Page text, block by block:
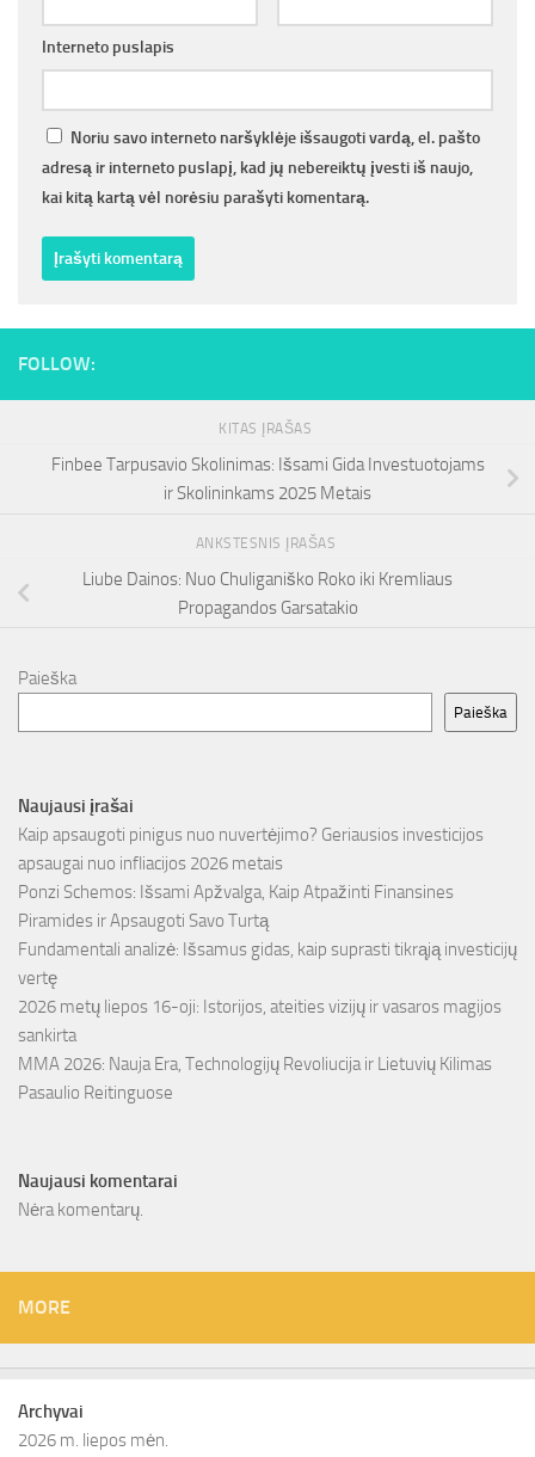
Interneto puslapis
Noriu savo interneto naršyklėje išsaugoti vardą, el. pašto
adresą ir interneto puslapį, kad jų nebereiktų įvesti iš naujo,
kai kitą kartą vėl norėsiu parašyti komentarą.
FOLLOW:
KITAS ĮRAŠAS
Finbee Tarpusavio Skolinimas: Išsami Gida Investuotojams
ir Skolininkams 2025 Metais
ANKSTESNIS ĮRAŠAS
Liube Dainos: Nuo Chuliganiško Roko iki Kremliaus
Propagandos Garsatakio
Paieška
Paieška
Naujausi įrašai
Kaip apsaugoti pinigus nuo nuvertėjimo? Geriausios investicijos
apsaugai nuo infliacijos 2026 metais
Ponzi Schemos: Išsami Apžvalga, Kaip Atpažinti Finansines
Piramides ir Apsaugoti Savo Turtą
Fundamentali analizė: Išsamus gidas, kaip suprasti tikrąją investicijų
vertę
2026 metų liepos 16-oji: Istorijos, ateities vizijų ir vasaros magijos
sankirta
MMA 2026: Nauja Era, Technologijų Revoliucija ir Lietuvių Kilimas
Pasaulio Reitinguose
Naujausi komentarai
Nėra komentarų.
MORE
Archyvai
2026 m. liepos mėn.